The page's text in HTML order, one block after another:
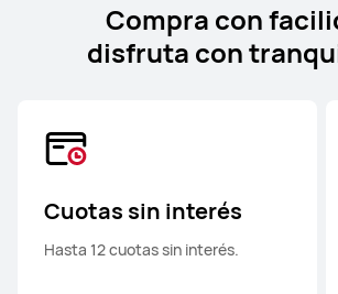
Compra con
disfruta con
Cuotas sin interés
Hasta 12 cuotas sin interés.